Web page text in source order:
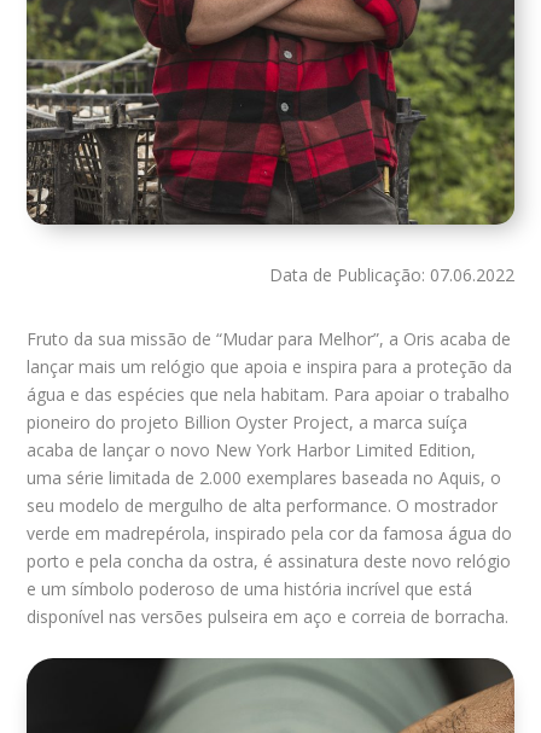
Data de Publicação: 07.06.2022
Fruto da sua missão de “Mudar para Melhor”, a Oris acaba de
lançar mais um relógio que apoia e inspira para a proteção da
água e das espécies que nela habitam. Para apoiar o trabalho
pioneiro do projeto Billion Oyster Project, a marca suíça
acaba de lançar o novo New York Harbor Limited Edition,
uma série limitada de 2.000 exemplares baseada no Aquis, o
seu modelo de mergulho de alta performance. O mostrador
verde em madrepérola, inspirado pela cor da famosa água do
porto e pela concha da ostra, é assinatura deste novo relógio
e um símbolo poderoso de uma história incrível que está
disponível nas versões pulseira em aço e correia de borracha.